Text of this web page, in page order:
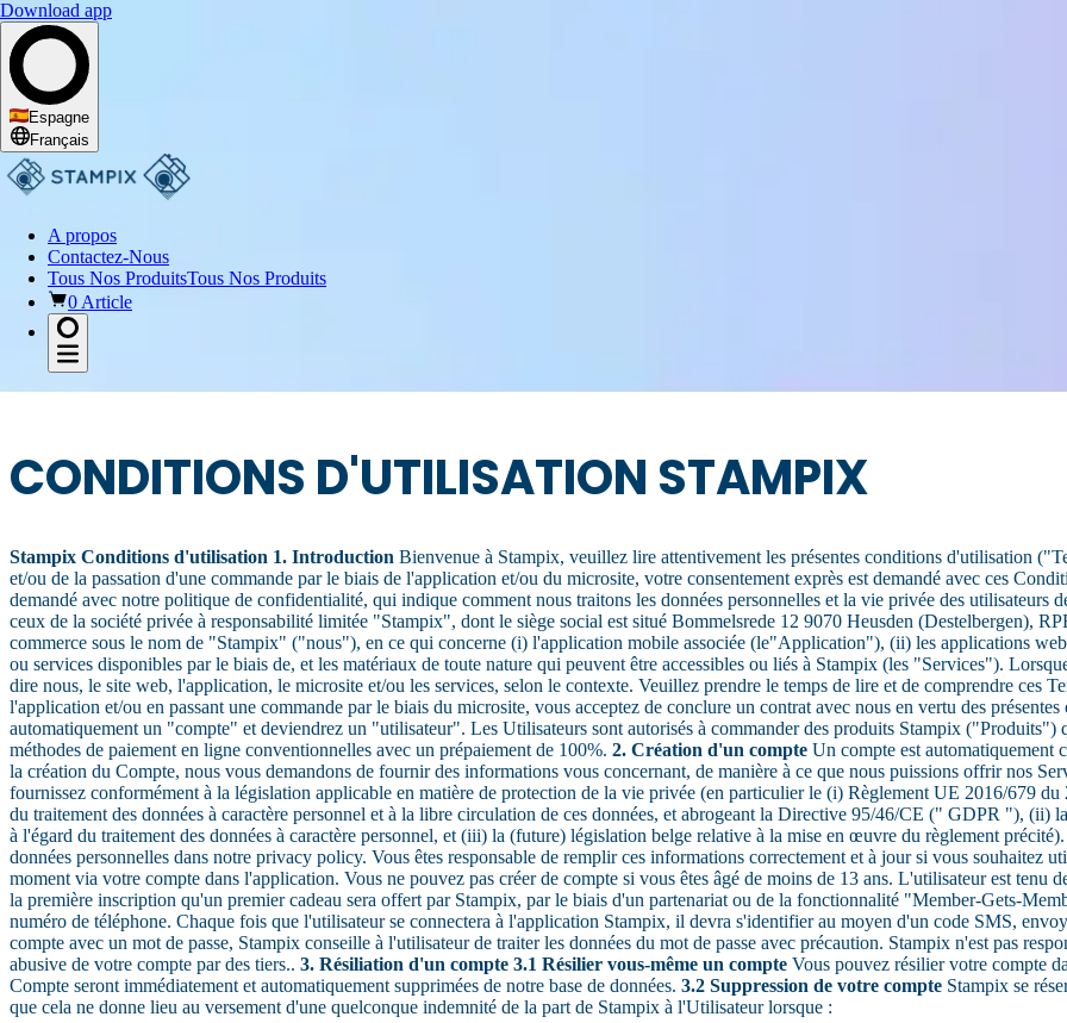
Download app
Espagne
Français
A propos
Contactez-Nous
Tous Nos ProduitsTous Nos Produits
0 Article
CONDITIONS D'UTILISATION STAMPIX
Stampix Conditions d'utilisation 1. Introduction Bienvenue à Stampix, veuillez lire attentivement les présentes conditions d'utilisation
et/ou de la passation d'une commande par le biais de l'application et/ou du microsite, votre consentement exprès est demandé avec ces
demandé avec notre politique de confidentialité, qui indique comment nous traitons les données personnelles et la vie privée des utilisateurs
ceux de la société privée à responsabilité limitée "Stampix", dont le siège social est situé Bommelsrede 12 9070 Heusden (Destelbergen),
commerce sous le nom de "Stampix" ("nous"), en ce qui concerne (i) l'application mobile associée (le"Application"), (ii) les applications
ou services disponibles par le biais de, et les matériaux de toute nature qui peuvent être accessibles ou liés à Stampix (les "Services").
dire nous, le site web, l'application, le microsite et/ou les services, selon le contexte. Veuillez prendre le temps de lire et de comprendre ces
l'application et/ou en passant une commande par le biais du microsite, vous acceptez de conclure un contrat avec nous en vertu des
automatiquement un "compte" et deviendrez un "utilisateur". Les Utilisateurs sont autorisés à commander des produits Stampix ("Produits")
méthodes de paiement en ligne conventionnelles avec un prépaiement de 100%. 2. Création d'un compte Un compte est automatiquement
la création du Compte, nous vous demandons de fournir des informations vous concernant, de manière à ce que nous puissions offrir nos
fournissez conformément à la législation applicable en matière de protection de la vie privée (en particulier le (i) Règlement UE 2016/679
du traitement des données à caractère personnel et à la libre circulation de ces données, et abrogeant la Directive 95/46/CE (" GDPR "),
à l'égard du traitement des données à caractère personnel, et (iii) la (future) législation belge relative à la mise en œuvre du règlement
données personnelles dans notre privacy policy. Vous êtes responsable de remplir ces informations correctement et à jour si vous souhaitez
moment via votre compte dans l'application. Vous ne pouvez pas créer de compte si vous êtes âgé de moins de 13 ans. L'utilisateur est tenu
la première inscription qu'un premier cadeau sera offert par Stampix, par le biais d'un partenariat ou de la fonctionnalité "Member-Gets-
numéro de téléphone. Chaque fois que l'utilisateur se connectera à l'application Stampix, il devra s'identifier au moyen d'un code SMS,
compte avec un mot de passe, Stampix conseille à l'utilisateur de traiter les données du mot de passe avec précaution. Stampix n'est pas
abusive de votre compte par des tiers.. 3. Résiliation d'un compte 3.1 Résilier vous-même un compte Vous pouvez résilier votre compte
Compte seront immédiatement et automatiquement supprimées de notre base de données. 3.2 Suppression de votre compte Stampix se
que cela ne donne lieu au versement d'une quelconque indemnité de la part de Stampix à l'Utilisateur lorsque :